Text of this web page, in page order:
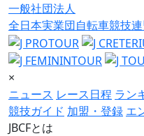
一般社団法人
全日本実業団自転車競技連
×
ニュース レース日程 ラン
競技ガイド 加盟・登録 エ
JBCFとは